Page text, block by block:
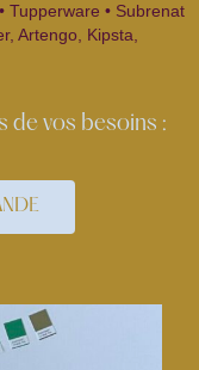
Tupperware • Subrenat
Artengo, Kipsta,
de vos besoins :